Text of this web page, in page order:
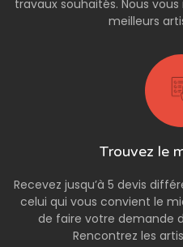
travaux souhaités. Nous
meilleurs
Trouvez le
Recevez jusqu’à 5 devis
celui qui vous convient le
de faire votre demande
Rencontrez les